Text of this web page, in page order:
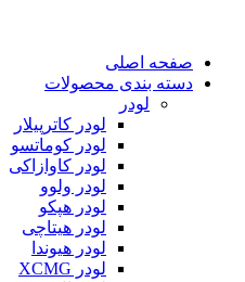
صفحه اصلی
دسته بندی محصولات
لودر
لودر کاترپیلار
لودر کوماتسو
لودر کاوازاکی
لودر ولوو
لودر هپکو
لودر هیتاچی
لودر هیوندا
لودر XCMG